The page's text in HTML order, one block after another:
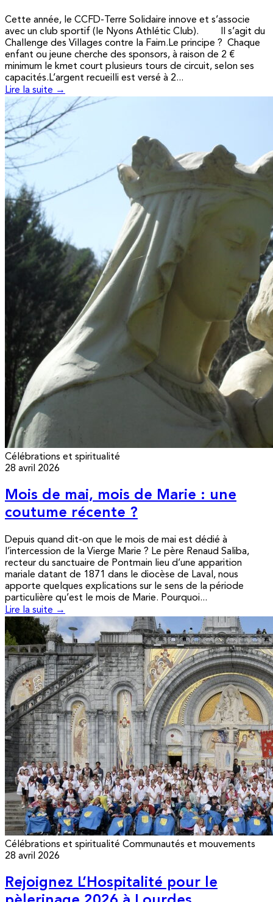
Cette année, le CCFD-Terre Solidaire innove et s’associe
avec un club sportif (le Nyons Athlétic Club). Il s’agit du
Challenge des Villages contre la Faim.Le principe ? Chaque
enfant ou jeune cherche des sponsors, à raison de 2 €
minimum le kmet court plusieurs tours de circuit, selon ses
capacités.L’argent recueilli est versé à 2...
Lire la suite →
Célébrations et spiritualité
28 avril 2026
Mois de mai, mois de Marie : une
coutume récente ?
Depuis quand dit-on que le mois de mai est dédié à
l’intercession de la Vierge Marie ? Le père Renaud Saliba,
recteur du sanctuaire de Pontmain lieu d’une apparition
mariale datant de 1871 dans le diocèse de Laval, nous
apporte quelques explications sur le sens de la période
particulière qu’est le mois de Marie. Pourquoi...
Lire la suite →
Célébrations et spiritualité Communautés et mouvements
28 avril 2026
Rejoignez L’Hospitalité pour le